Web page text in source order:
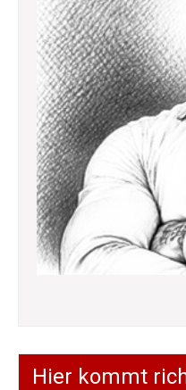
Hier kommt